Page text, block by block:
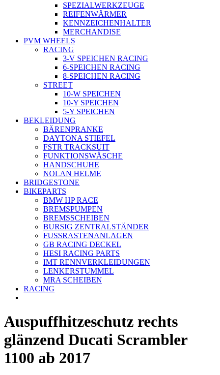
SPEZIALWERKZEUGE
REIFENWÄRMER
KENNZEICHENHALTER
MERCHANDISE
PVM WHEELS
RACING
3-V SPEICHEN RACING
6-SPEICHEN RACING
8-SPEICHEN RACING
STREET
10-W SPEICHEN
10-Y SPEICHEN
5-Y SPEICHEN
BEKLEIDUNG
BÄRENPRANKE
DAYTONA STIEFEL
FSTR TRACKSUIT
FUNKTIONSWÄSCHE
HANDSCHUHE
NOLAN HELME
BRIDGESTONE
BIKEPARTS
BMW HP RACE
BREMSPUMPEN
BREMSSCHEIBEN
BURSIG ZENTRALSTÄNDER
FUSSRASTENANLAGEN
GB RACING DECKEL
HESI RACING PARTS
IMT RENNVERKLEIDUNGEN
LENKERSTUMMEL
MRA SCHEIBEN
RACING
Auspuffhitzeschutz rechts
glänzend Ducati Scrambler
1100 ab 2017